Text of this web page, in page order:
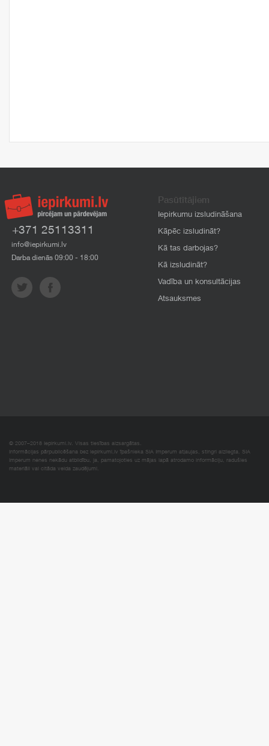
+371 25113311
info@iepirkumi.lv
Darba dienās 09:00 - 18:00
Pasūtītājiem
Iepirkumu izsludināšana
Kāpēc izsludināt?
Kā tas darbojas?
Kā izsludināt?
Vadība un konsultācijas
Atsauksmes
© 2007–2018 Iepirkumi.lv. Visas tiesības aizsargātas.
Informācijas pārpublicēšana bez iepirkumi.lv īpašnieka SIA Imperum atļaujas, stingri aizliegta. SIA
Imperum nenes nekādu atbildību, ja, pamatojoties uz mājas lapā atrodamo informāciju, radušies
materiāli vai citāda veida zaudējumi.